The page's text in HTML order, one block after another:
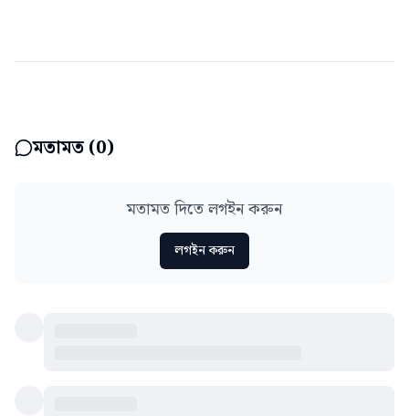
মতামত (0)
মতামত দিতে লগইন করুন
লগইন করুন